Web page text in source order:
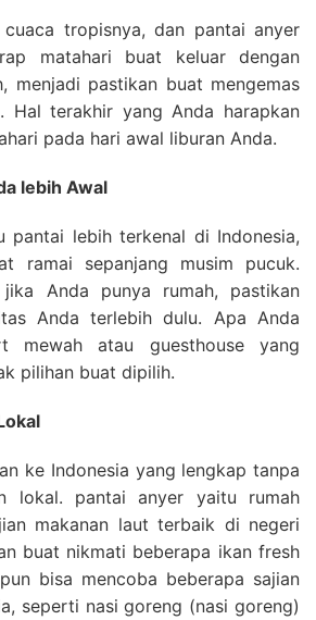
cuaca tropisnya, dan pantai anyer
matahari buat keluar dengan
menjadi pastikan buat mengemas
Hal terakhir yang Anda harapkan
pada hari awal liburan Anda.
lebih Awal
pantai lebih terkenal di Indonesia,
ramai sepanjang musim pucuk.
jika Anda punya rumah, pastikan
Anda terlebih dulu. Apa Anda
mewah atau guesthouse yang
pilihan buat dipilih.
ke Indonesia yang lengkap tanpa
lokal. pantai anyer yaitu rumah
makanan laut terbaik di negeri
buat nikmati beberapa ikan fresh
bisa mencoba beberapa sajian
seperti nasi goreng (nasi goreng)